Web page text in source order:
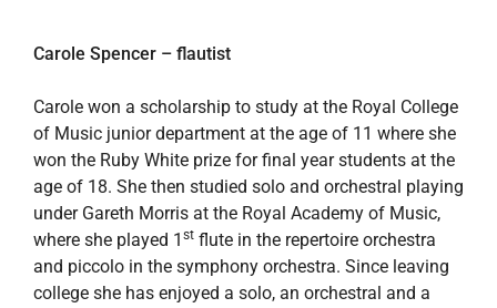
Carole Spencer – flautist
Carole won a scholarship to study at the Royal College
of Music junior department at the age of 11 where she
won the Ruby White prize for final year students at the
age of 18. She then studied solo and orchestral playing
under Gareth Morris at the Royal Academy of Music,
where she played 1 st flute in the repertoire orchestra
and piccolo in the symphony orchestra. Since leaving
college she has enjoyed a solo, an orchestral and a